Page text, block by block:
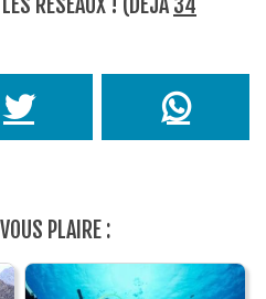
PLAIRE :